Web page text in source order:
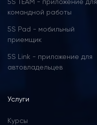
командной работы
5S Pad - мобильный
приемщик
5S Link - приложение для
автовладельцев
Услуги
Курсы